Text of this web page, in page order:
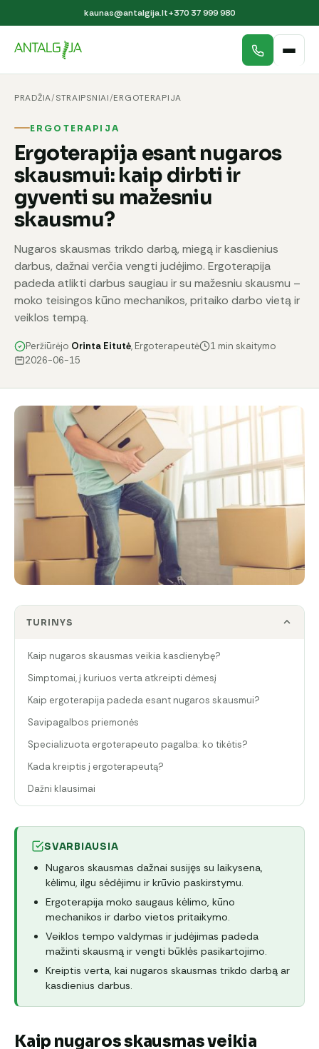
kaunas@antalgija.lt+370 37 999 980
PRADŽIA/STRAIPSNIAI/ERGOTERAPIJA
ERGOTERAPIJA
Ergoterapija esant nugaros
skausmui: kaip dirbti ir
gyventi su mažesniu
skausmu?
Nugaros skausmas trikdo darbą, miegą ir kasdienius
darbus, dažnai verčia vengti judėjimo. Ergoterapija
padeda atlikti darbus saugiau ir su mažesniu skausmu –
moko teisingos kūno mechanikos, pritaiko darbo vietą ir
veiklos tempą.
Peržiūrėjo Orinta Eitutė, Ergoterapeutė
1 min skaitymo
2026-06-15
TURINYS
Kaip nugaros skausmas veikia kasdienybę?
Simptomai, į kuriuos verta atkreipti dėmesį
Kaip ergoterapija padeda esant nugaros skausmui?
Savipagalbos priemonės
Specializuota ergoterapeuto pagalba: ko tikėtis?
Kada kreiptis į ergoterapeutą?
Dažni klausimai
SVARBIAUSIA
Nugaros skausmas dažnai susijęs su laikysena,
kėlimu, ilgu sėdėjimu ir krūvio paskirstymu.
Ergoterapija moko saugaus kėlimo, kūno
mechanikos ir darbo vietos pritaikymo.
Veiklos tempo valdymas ir judėjimas padeda
mažinti skausmą ir vengti būklės pasikartojimo.
Kreiptis verta, kai nugaros skausmas trikdo darbą ar
kasdienius darbus.
Kaip nugaros skausmas veikia